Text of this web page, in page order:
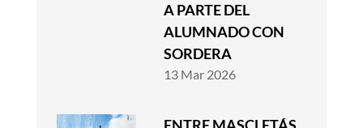
A PARTE DEL
ALUMNADO CON
SORDERA
13 Mar 2026